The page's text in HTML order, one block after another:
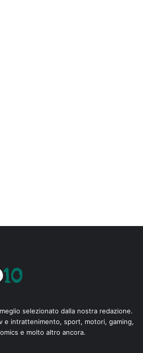
selezionato dalla nostra redazione.
e intrattenimento, sport, motori, gaming,
e molto altro ancora.